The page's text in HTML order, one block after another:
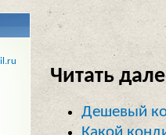
Читать
Дешевый